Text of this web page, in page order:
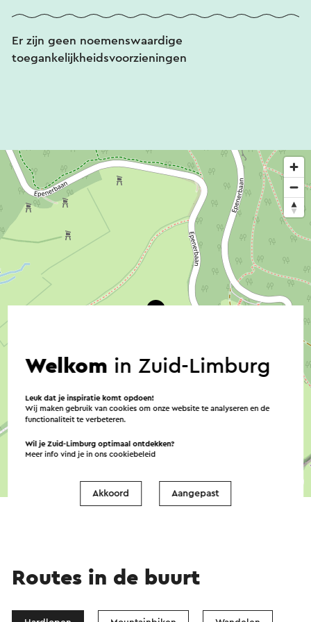
Er zijn geen noemenswaardige
toegankelijkheidsvoorzieningen
©OpenStreetMap
→ Plan je route
Routes in de buurt
Welkom in Zuid-Limburg
Leuk dat je inspiratie komt opdoen!
Wij maken gebruik van cookies om onze website te analyseren en de
functionaliteit te verbeteren.
Wil je Zuid-Limburg optimaal ontdekken?
Meer info vind je in onscookiebeleid
Akkoord Aangepast